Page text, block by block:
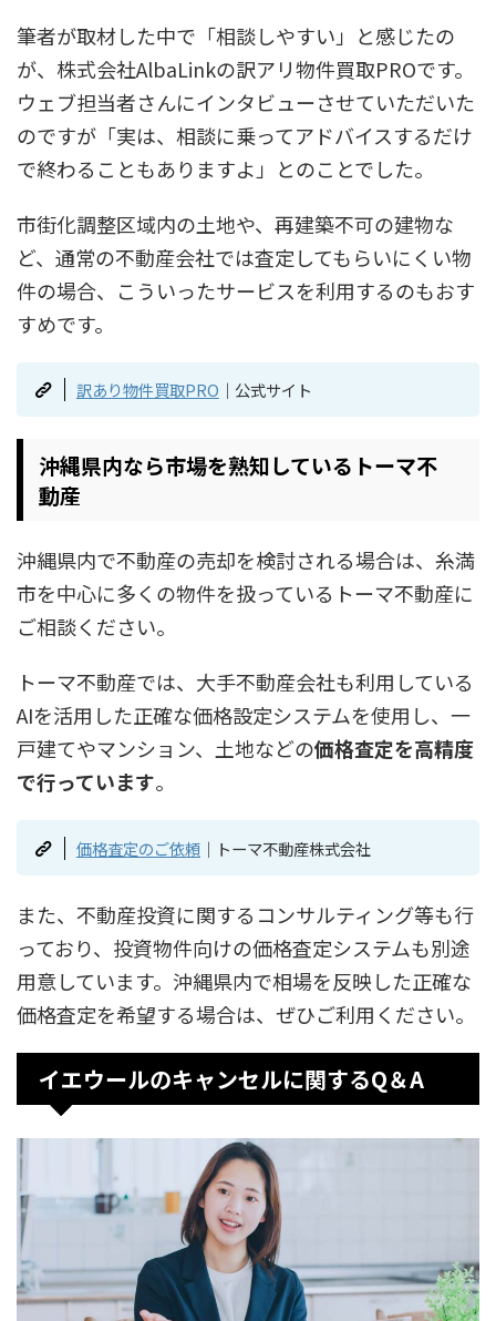
筆者が取材した中で「相談しやすい」と感じたの
が、株式会社AlbaLinkの訳アリ物件買取PROです。
ウェブ担当者さんにインタビューさせていただいた
のですが「実は、相談に乗ってアドバイスするだけ
で終わることもありますよ」とのことでした。
市街化調整区域内の土地や、再建築不可の建物な
ど、通常の不動産会社では査定してもらいにくい物
件の場合、こういったサービスを利用するのもおす
すめです。
訳あり物件買取PRO ｜公式サイト
沖縄県内なら市場を熟知しているトーマ不
動産
沖縄県内で不動産の売却を検討される場合は、糸満
市を中心に多くの物件を扱っているトーマ不動産に
ご相談ください。
トーマ不動産では、大手不動産会社も利用している
AIを活用した正確な価格設定システムを使用し、一
戸建てやマンション、土地などの価格査定を高精度
で行っています。
価格査定のご依頼｜トーマ不動産株式会社
また、不動産投資に関するコンサルティング等も行
っており、投資物件向けの価格査定システムも別途
用意しています。沖縄県内で相場を反映した正確な
価格査定を希望する場合は、ぜひご利用ください。
イエウールのキャンセルに関するQ＆A